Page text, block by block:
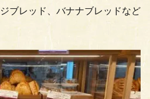
ブレッド、バナナブレッドなど